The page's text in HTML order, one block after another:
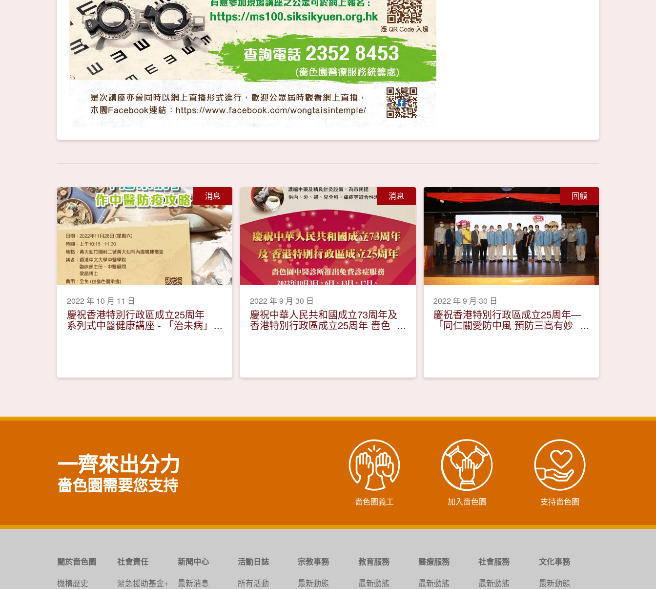
消息
2022 年 10 月 11 日
慶祝香港特別行政區成立25周年
系列式中醫健康講座 - 「治未病」
消息
2022 年 9 月 30 日
慶祝中華人民共和國成立73周年及
香港特別行政區成立25周年 嗇色
回顧
2022 年 9 月 30 日
慶祝香港特別行政區成立25周年—
「同仁關愛防中風 預防三高有妙
一齊來出分力
嗇色園需要您支持
嗇色園義工 加入嗇色園 支持嗇色園
關於嗇色園
機構歷史
社會責任
緊急援助基金+
新聞中心
最新消息
活動日誌
所有活動
宗教事務
最新動態
教育服務
最新動態
醫療服務
最新動態
社會服務
最新動態
文化事務
最新動態